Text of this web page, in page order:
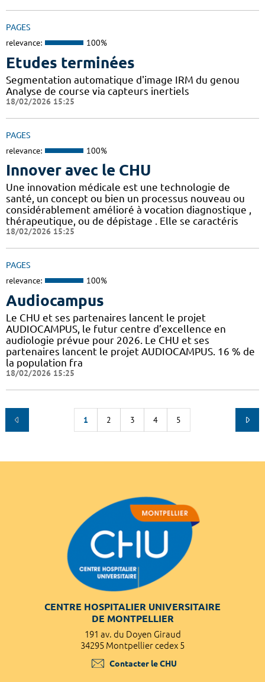
PAGES
relevance: 100%
Etudes terminées
Segmentation automatique d'image IRM du genou
Analyse de course via capteurs inertiels
18/02/2026 15:25
PAGES
relevance: 100%
Innover avec le CHU
Une innovation médicale est une technologie de
santé, un concept ou bien un processus nouveau ou
considérablement amélioré à vocation diagnostique ,
thérapeutique, ou de dépistage . Elle se caractéris
18/02/2026 15:25
PAGES
relevance: 100%
Audiocampus
Le CHU et ses partenaires lancent le projet
AUDIOCAMPUS, le futur centre d’excellence en
audiologie prévue pour 2026. Le CHU et ses
partenaires lancent le projet AUDIOCAMPUS. 16 % de
la population fra
18/02/2026 15:25
1 2 3 4 5
CENTRE HOSPITALIER UNIVERSITAIRE
DE MONTPELLIER
191 av. du Doyen Giraud
34295 Montpellier cedex 5
Contacter le CHU